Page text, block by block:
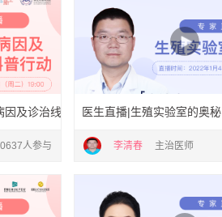
及诊治线上科普行动
人参与
医生直播|生殖实验室的奥秘
李清春 主治医师